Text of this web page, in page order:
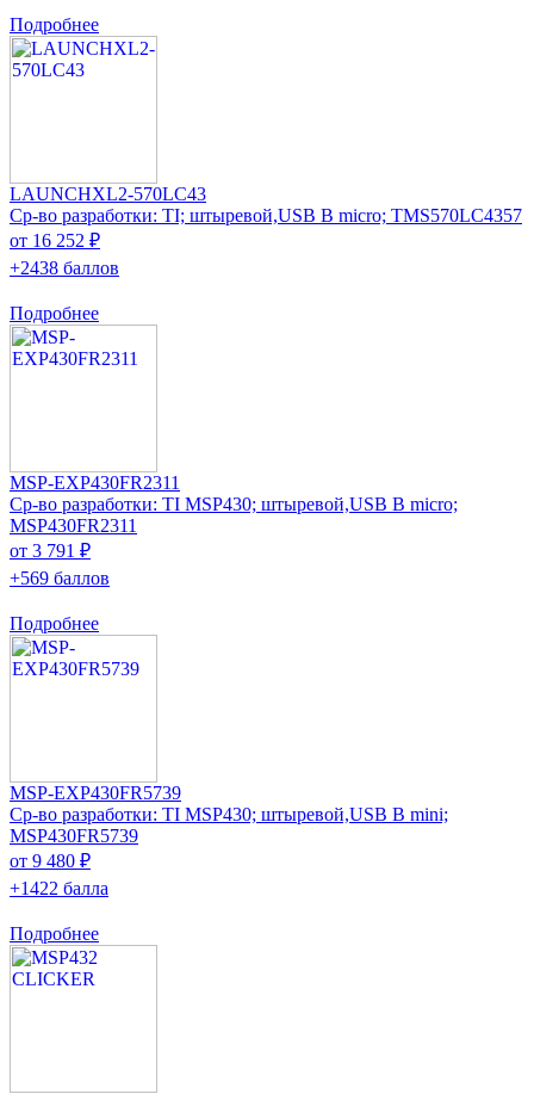
Подробнее
LAUNCHXL2-570LC43
Ср-во разработки: TI; штыревой,USB B micro; TMS570LC4357
от 16 252 ₽
+2438 баллов
Подробнее
MSP-EXP430FR2311
Ср-во разработки: TI MSP430; штыревой,USB B micro;
MSP430FR2311
от 3 791 ₽
+569 баллов
Подробнее
MSP-EXP430FR5739
Ср-во разработки: TI MSP430; штыревой,USB B mini;
MSP430FR5739
от 9 480 ₽
+1422 балла
Подробнее